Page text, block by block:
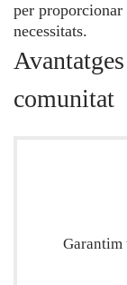
per
necessitats.
comunitat
Garantim